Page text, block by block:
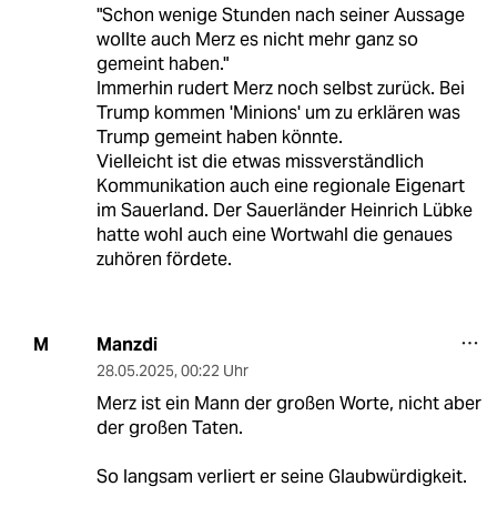
"Schon wenige Stunden nach seiner Aussage
wollte auch Merz es nicht mehr ganz so
gemeint haben."
Immerhin rudert Merz noch selbst zurück. Bei
Trump kommen 'Minions' um zu erklären was
Trump gemeint haben könnte.
Vielleicht ist die etwas missverständlich
Kommunikation auch eine regionale Eigenart
im Sauerland. Der Sauerländer Heinrich Lübke
hatte wohl auch eine Wortwahl die genaues
zuhören fördete.
M Manzdi
28.05.2025, 00:22 Uhr
Merz ist ein Mann der großen Worte, nicht aber
der großen Taten.
So langsam verliert er seine Glaubwürdigkeit.